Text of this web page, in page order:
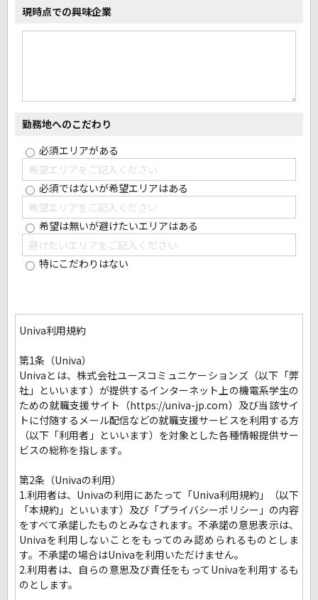
現時点での興味企業
勤務地へのこだわり
必須エリアがある
必須ではないが希望エリアはある
希望は無いが避けたいエリアはある
特にこだわりはない
Univa利用規約
第1条（Univa）
Univaとは、株式会社ユースコミュニケーションズ（以下「弊
社」といいます）が提供するインターネット上の機電系学生の
ための就職支援サイト（https://univa-jp.com）及び当該サイ
トに付随するメール配信などの就職支援サービスを利用する方
（以下「利用者」といいます）を対象とした各種情報提供サー
ビスの総称を指します。
第2条（Univaの利用）
1.利用者は、Univaの利用にあたって「Univa利用規約」（以下
「本規約」といいます）及び「プライバシーポリシー」の内容
をすべて承諾したものとみなされます。不承諾の意思表示は、
Univaを利用しないことをもってのみ認められるものとしま
す。不承諾の場合はUnivaを利用いただけません。
2.利用者は、自らの意思及び責任をもってUnivaを利用するも
のとします。